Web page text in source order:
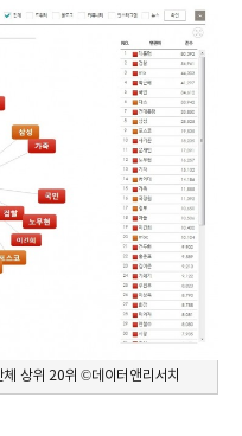
상위 20위 ©데이터앤리서치